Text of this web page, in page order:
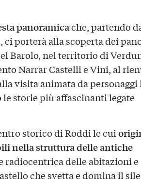
panoramicache, partendo
porterà alla scoperta dei
Barolo, nel territorio di
Narrar Castelli e Vini, al
visita animata da personaggi
storie più affascinanti legate
storico di Roddi le cui
nella struttura delle antiche
radiocentrica delle abitazioni e
che svetta e domina il